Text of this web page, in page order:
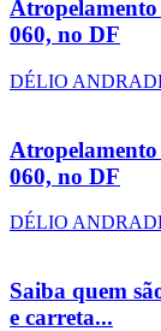
060, no DF
DÉLIO
060, no DF
DÉLIO
Saiba quem
e carreta...